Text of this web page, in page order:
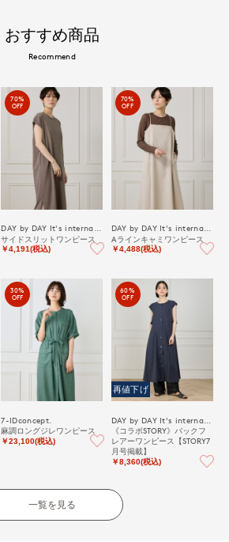
おすすめ商品
Recommend
70%
OFF
サイドスリットワンピース
￥4,191(税込)
70%
OFF
Aラインキャミワンピース
￥4,488(税込)
30%
OFF
7-IDconcept.
麻調ロングジレワンピース
￥23,100(税込)
60%
OFF
再値下げ
《コラボSTORY》バックフ
レアーワンピース【STORY7
月号掲載】
￥8,360(税込)
一覧を見る